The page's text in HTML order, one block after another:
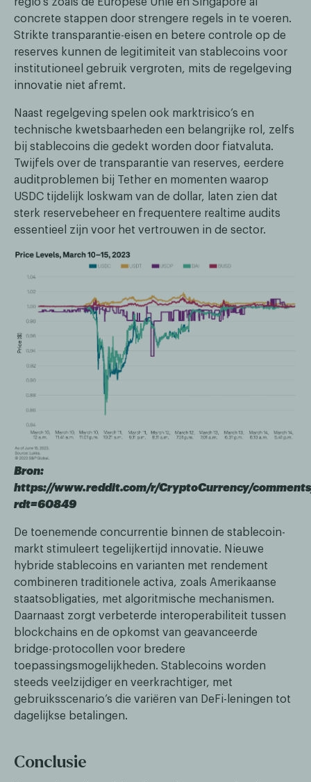
concrete stappen door strengere regels in te voeren.
Strikte transparantie-eisen en betere controle op de
reserves kunnen de legitimiteit van stablecoins voor
institutioneel gebruik vergroten, mits de regelgeving
innovatie niet afremt.
Naast regelgeving spelen ook marktrisico’s en
technische kwetsbaarheden een belangrijke rol, zelfs
bij stablecoins die gedekt worden door fiatvaluta.
Twijfels over de transparantie van reserves, eerdere
auditproblemen bij Tether en momenten waarop
USDC tijdelijk loskwam van de dollar, laten zien dat
sterk reservebeheer en frequentere realtime audits
essentieel zijn voor het vertrouwen in de sector.
Bron:
https://www.reddit.com/r/CryptoCurrency/
rdt=60849
De toenemende concurrentie binnen de stablecoin-
markt stimuleert tegelijkertijd innovatie. Nieuwe
hybride stablecoins en varianten met rendement
combineren traditionele activa, zoals Amerikaanse
staatsobligaties, met algoritmische mechanismen.
Daarnaast zorgt verbeterde interoperabiliteit tussen
blockchains en de opkomst van geavanceerde
bridge-protocollen voor bredere
toepassingsmogelijkheden. Stablecoins worden
steeds veelzijdiger en veerkrachtiger, met
gebruiksscenario’s die variëren van DeFi-leningen tot
dagelijkse betalingen.
Conclusie